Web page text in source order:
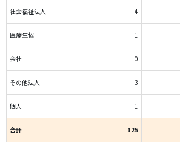
社会福祉法人 4
医療生協 1
会社 0
その他法人 3
個人 1
合計 125